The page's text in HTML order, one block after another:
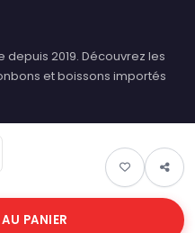
PANIER
2019. Découvrez les
et boissons importés